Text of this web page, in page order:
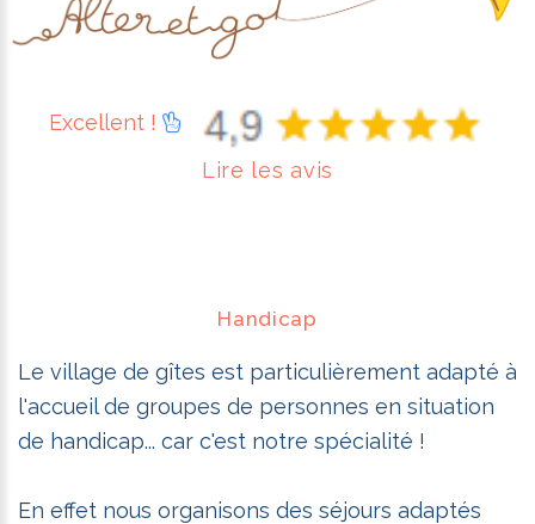
Excellent !
Lire les avis
Handicap
Le village de gîtes est particulièrement adapté à
l'accueil de groupes de personnes en situation
de handicap... car c'est notre spécialité !
En effet nous organisons des séjours adaptés